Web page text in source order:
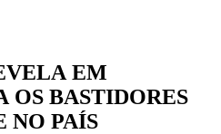
EM
OS BASTIDORES
NO PAÍS